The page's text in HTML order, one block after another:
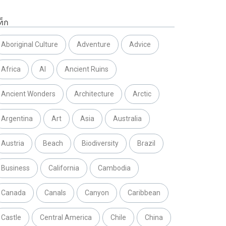
ก
Aboriginal Culture Adventure Advice
Africa AI Ancient Ruins
Ancient Wonders Architecture Arctic
Argentina Art Asia Australia
Austria Beach Biodiversity Brazil
Business California Cambodia
Canada Canals Canyon Caribbean
Castle Central America Chile China